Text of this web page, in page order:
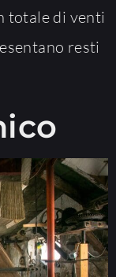
totale di venti
resti